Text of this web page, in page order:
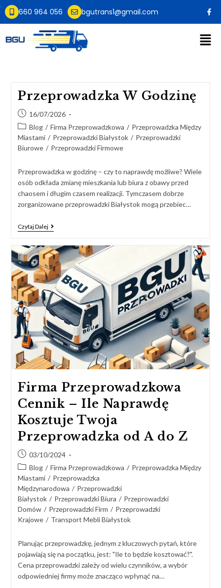
660 964 056 bgutrans1@gmail.com
Przeprowadzka W Godzinę
16/07/2026
Blog / Firma Przeprowadzkowa / Przeprowadzka Między
Miastami / Przeprowadzki Białystok / Przeprowadzki
Biurowe / Przeprowadzki Firmowe
Przeprowadzka w godzinę – czy to naprawdę możliwe? Wiele
osób odkłada zmianę mieszkania lub biura z obawy przed
chaosem i długim czasem realizacji. Tymczasem dobrze
zorganizowane przeprowadzki Białystok mogą przebiec…
Czytaj Dalej
Firma Przeprowadzkowa
Cennik – Ile Naprawdę
Kosztuje Twoja
Przeprowadzka od A do Z
03/10/2024
Blog / Firma Przeprowadzkowa / Przeprowadzka Między
Miastami / Przeprowadzka
Międzynarodowa / Przeprowadzki
Białystok / Przeprowadzki Biura / Przeprowadzki
Domów / Przeprowadzki Firm / Przeprowadzki
Krajowe / Transport Mebli Białystok
Planując przeprowadzkę, jednym z kluczowych pytań, które
pojawiają się na początku, jest: "Ile to będzie kosztować?".
Cena przeprowadzki zależy od wielu czynników, a wybór
odpowiedniej firmy może znacząco wpłynąć na…